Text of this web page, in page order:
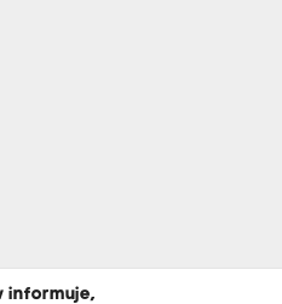
informuje,